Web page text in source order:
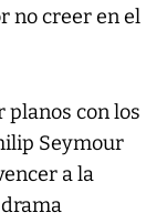
no creer en el
con los
Seymour
a la